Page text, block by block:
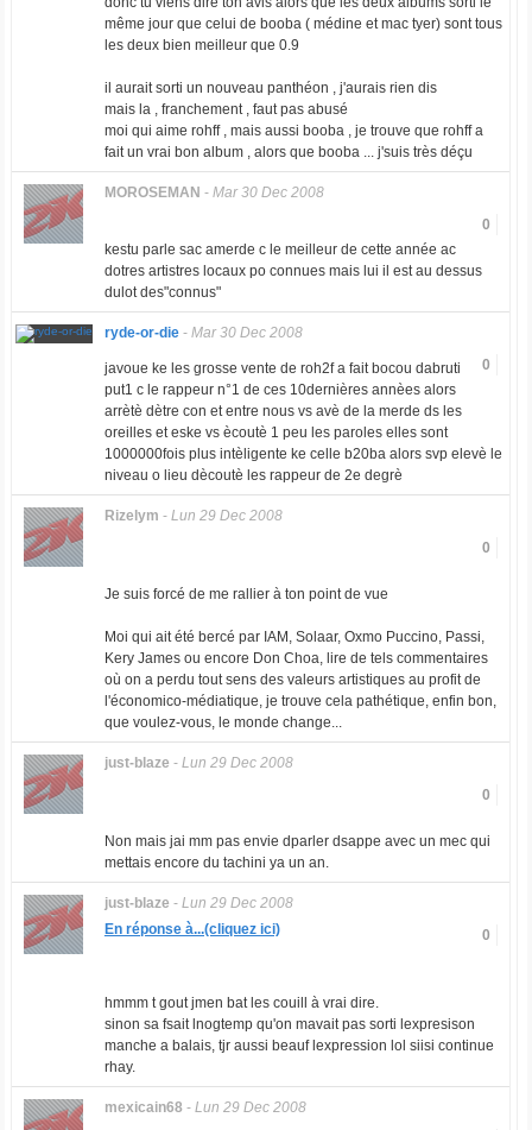
même jour que celui de booba ( médine et mac tyer) sont tous
les deux bien meilleur que 0.9
il aurait sorti un nouveau panthéon , j'aurais rien dis
mais la , franchement , faut pas abusé
moi qui aime rohff , mais aussi booba , je trouve que rohff a
fait un vrai bon album , alors que booba ... j'suis très déçu
MOROSEMAN - Mar 30 Dec 2008
0
kestu parle sac amerde c le meilleur de cette année ac
dotres artistres locaux po connues mais lui il est au dessus
dulot des"connus"
ryde-or-die- Mar 30 Dec 2008
0
javoue ke les grosse vente de roh2f a fait bocou dabruti
put1 c le rappeur n°1 de ces 10dernières annèes alors
arrètè dètre con et entre nous vs avè de la merde ds les
oreilles et eske vs ècoutè 1 peu les paroles elles sont
1000000fois plus intèligente ke celle b20ba alors svp elevè le
niveau o lieu dècoutè les rappeur de 2e degrè
Rizelym - Lun 29 Dec 2008
0
Je suis forcé de me rallier à ton point de vue
Moi qui ait été bercé par IAM, Solaar, Oxmo Puccino, Passi,
Kery James ou encore Don Choa, lire de tels commentaires
où on a perdu tout sens des valeurs artistiques au profit de
l'économico-médiatique, je trouve cela pathétique, enfin bon,
que voulez-vous, le monde change...
just-blaze - Lun 29 Dec 2008
0
Non mais jai mm pas envie dparler dsappe avec un mec qui
mettais encore du tachini ya un an.
just-blaze - Lun 29 Dec 2008
0
En réponse à...(cliquez ici)
hmmm t gout jmen bat les couill à vrai dire.
sinon sa fsait lnogtemp qu'on mavait pas sorti lexpresison
manche a balais, tjr aussi beauf lexpression lol siisi continue
rhay.
mexicain68 - Lun 29 Dec 2008